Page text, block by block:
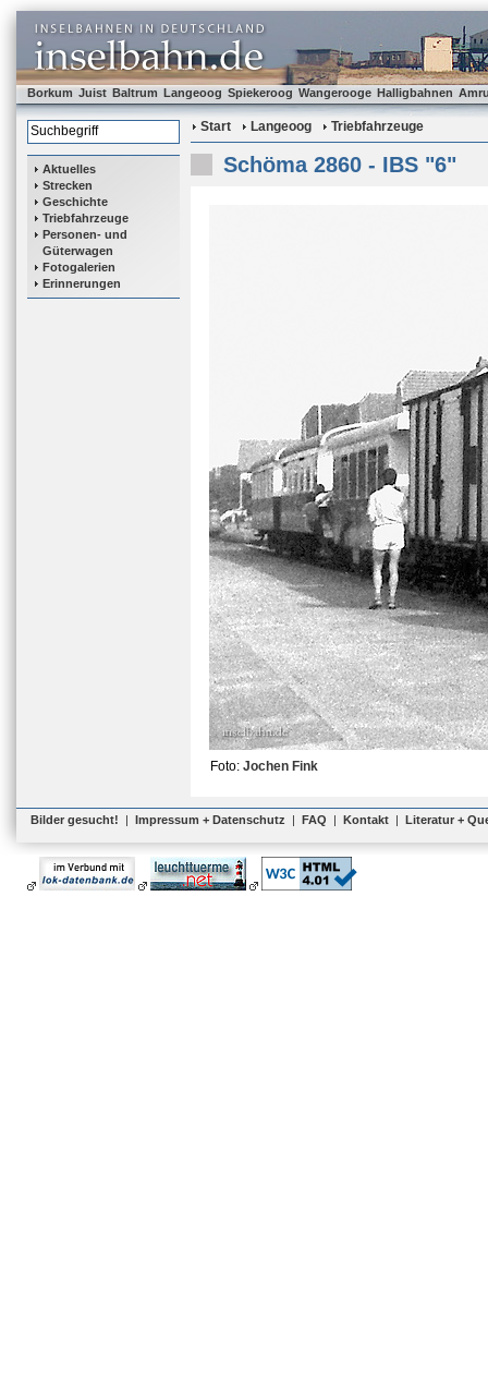
Borkum Juist Baltrum Langeoog Spiekeroog Wangerooge Halligbahnen
Aktuelles
Strecken
Geschichte
Triebfahrzeuge
Personen- und
Güterwagen
Fotogalerien
Erinnerungen
Start Langeoog Triebfahrzeuge
Schöma 2860 - IBS "6"
Foto: Jochen Fink
Bilder gesucht! | Impressum + Datenschutz | FAQ | Kontakt | Literatur +